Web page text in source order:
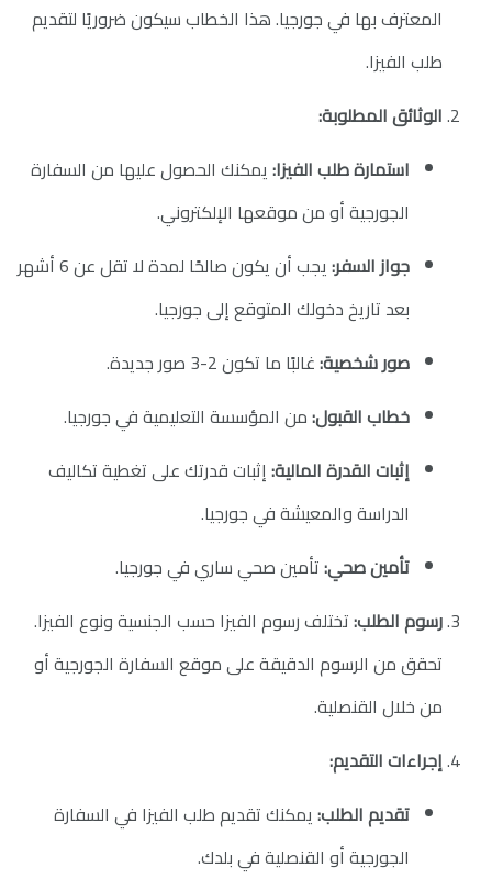
المعترف بها في جورجيا. هذا الخطاب سيكون ضروريًا لتقديم
طلب الفيزا.
الوثائق المطلوبة:
استمارة طلب الفيزا: يمكنك الحصول عليها من السفارة
الجورجية أو من موقعها الإلكتروني.
جواز السفر:
يجب أن يكون صالحًا لمدة لا تقل عن 6 أشهر
بعد تاريخ دخولك المتوقع إلى جورجيا.
صور شخصية:غالبًا ما تكون 2-3 صور جديدة.
خطاب القبول:من المؤسسة التعليمية في جورجيا.
إثبات القدرة المالية:إثبات قدرتك على تغطية تكاليف
الدراسة والمعيشة في جورجيا.
تأمين صحي:تأمين صحي ساري في جورجيا.
رسوم الطلب:تختلف رسوم الفيزا حسب الجنسية ونوع الفيزا.
تحقق من الرسوم الدقيقة على موقع السفارة الجورجية أو
من خلال القنصلية.
إجراءات التقديم:
تقديم الطلب: يمكنك تقديم طلب الفيزا في السفارة
الجورجية أو القنصلية في بلدك.